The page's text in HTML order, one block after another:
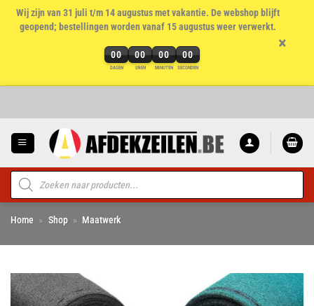
Wij zijn van 31 juli t/m 14 augustus met vakantie. De webshop blijft
geopend; bestellingen worden vanaf 15 augustus weer verwerkt.
00
DAGEN
00
UREN
00
MINUTEN
00
SECONDEN
×
Producten
zoeken
Home » Shop » Maatwerk